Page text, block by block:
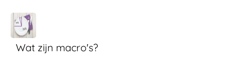
Wat zijn macro's?